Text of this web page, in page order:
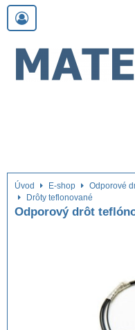
Úvod E-shop Odporové
Drôty teflonované
Odporový drôt